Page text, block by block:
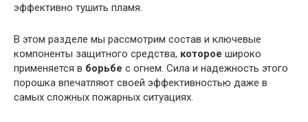
эффективно тушить пламя.
В этом разделе мы рассмотрим состав и ключевые
компоненты защитного средства, которое широко
применяется в борьбе с огнем. Сила и надежность этого
порошка впечатляют своей эффективностью даже в
самых сложных пожарных ситуациях.